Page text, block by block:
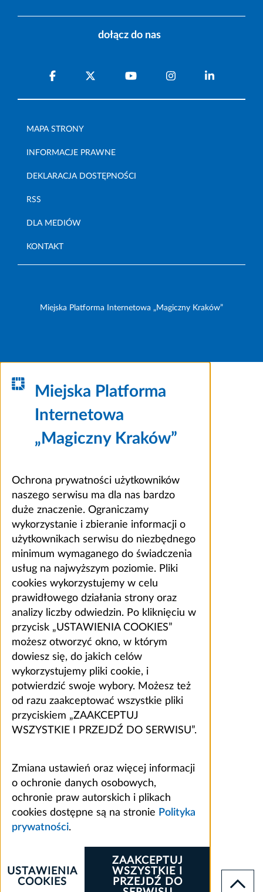
dołącz do nas
MAPA STRONY
INFORMACJE PRAWNE
DEKLARACJA DOSTĘPNOŚCI
RSS
DLA MEDIÓW
KONTAKT
Miejska Platforma Internetowa „Magiczny Kraków”
Miejska Platforma
Internetowa
„Magiczny Kraków”
Ochrona prywatności użytkowników
naszego serwisu ma dla nas bardzo
duże znaczenie. Ograniczamy
wykorzystanie i zbieranie informacji o
użytkownikach serwisu do niezbędnego
minimum wymaganego do świadczenia
usług na najwyższym poziomie. Pliki
cookies wykorzystujemy w celu
prawidłowego działania strony oraz
analizy liczby odwiedzin. Po kliknięciu w
przycisk „USTAWIENIA COOKIES”
możesz otworzyć okno, w którym
dowiesz się, do jakich celów
wykorzystujemy pliki cookie, i
potwierdzić swoje wybory. Możesz też
od razu zaakceptować wszystkie pliki
przyciskiem „ZAAKCEPTUJ
WSZYSTKIE I PRZEJDŹ DO SERWISU”.
Zmiana ustawień oraz więcej informacji
o ochronie danych osobowych,
ochronie praw autorskich i plikach
cookies dostępne są na stronie Polityka
prywatności.
ZAAKCEPTUJ
WSZYSTKIE I
PRZEJDŹ DO
USTAWIENIA
COOKIES